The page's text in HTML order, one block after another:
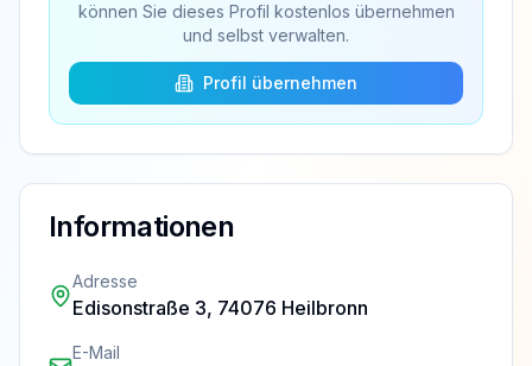
können Sie dieses Profil kostenlos übernehmen
und selbst verwalten.
Profil übernehmen
Informationen
Adresse
Edisonstraße 3, 74076 Heilbronn
E-Mail